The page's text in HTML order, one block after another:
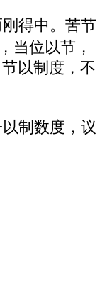
得中。苦节
当位以节，
以制度，不
制数度，议